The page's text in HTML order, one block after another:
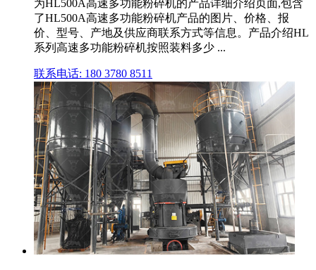
为HL500A高速多功能粉碎机的产品详细介绍页面,包含
了HL500A高速多功能粉碎机产品的图片、价格、报
价、型号、产地及供应商联系方式等信息。产品介绍HL
系列高速多功能粉碎机按照装料多少 ...
联系电话: 180 3780 8511